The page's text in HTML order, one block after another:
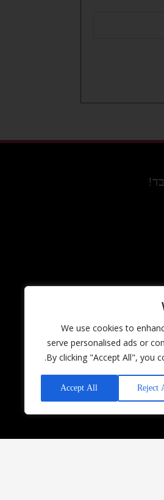
We use cookies to
serve personalised ads or
By clicking "Accept All", you
Reject
Accept All